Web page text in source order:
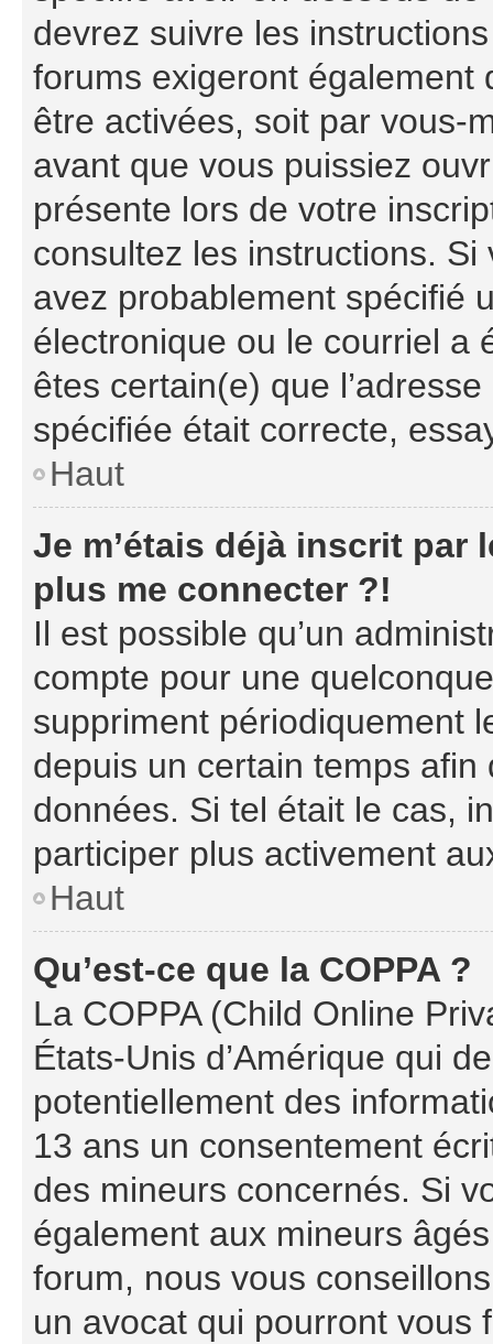
devrez suivre les
forums exigeront également
être activées, soit par vous-
avant que vous puissiez
présente lors de votre
consultez les instructions.
avez probablement spécifié
électronique ou le courriel a
êtes certain(e) que
spécifiée était correcte,
Haut
Je m’étais déjà inscrit par
plus me connecter ?!
Il est possible qu’un
compte pour une
suppriment périodiquement
depuis un certain temps
données. Si tel était le cas,
participer plus activement
Haut
Qu’est-ce que la COPPA ?
La COPPA (Child Online
États-Unis d’Amérique qui
potentiellement des
13 ans un consentement
des mineurs concernés. Si
également aux mineurs
forum, nous vous
un avocat qui pourront vous